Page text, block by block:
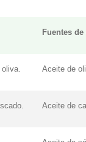
Fuentes
Aceite de
Aceite de